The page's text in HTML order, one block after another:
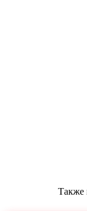
Также